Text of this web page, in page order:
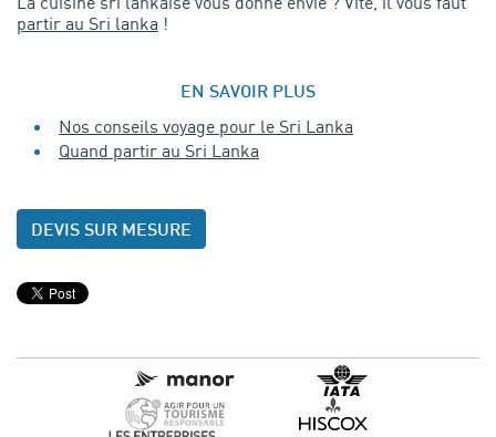
partir au Sri lanka !
EN SAVOIR PLUS
Nos conseils voyage pour le Sri Lanka
Quand partir au Sri Lanka
DEVIS SUR MESURE